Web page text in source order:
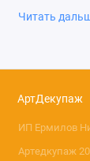
подходит для
вышивки
страз.
защитной
Читать
АртДекупаж
ИП Ермилов
Артедкупаж